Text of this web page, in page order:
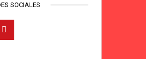
SOCIALES